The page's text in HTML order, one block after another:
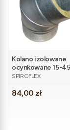
Kolano izolowane
ocynkowane 15-
fi100/150
PRODUCENT
SPIROFLEX
Cena
84,00 zł